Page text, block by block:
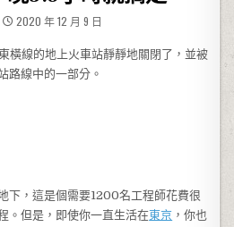
2020 年 12 月 9 日
橫線的地上火車站靜靜地關閉了，並被
路線中的一部分。
下，這是個需要1200名工程師花費很
。但是，即使你一直生活在東京 ，你也